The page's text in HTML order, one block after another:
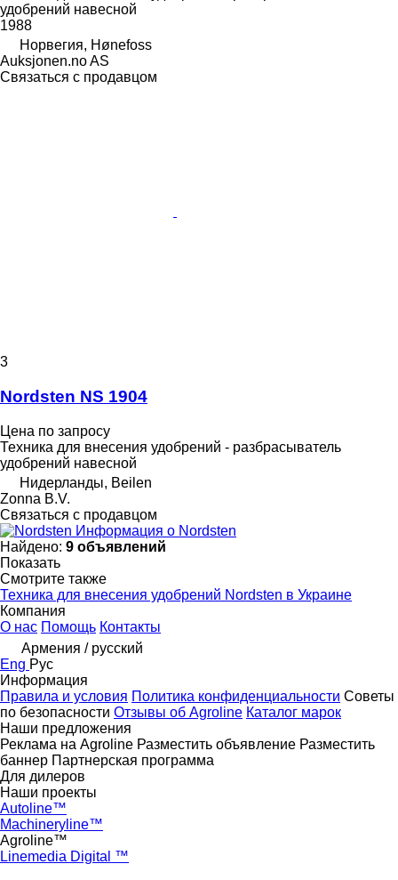
удобрений навесной
1988
Норвегия, Hønefoss
Auksjonen.no AS
Связаться с продавцом
3
Nordsten NS 1904
Цена по запросу
Техника для внесения удобрений - разбрасыватель
удобрений навесной
Нидерланды, Beilen
Zonna B.V.
Связаться с продавцом
Информация о Nordsten
Найдено: 9 объявлений
Показать
Смотрите также
Техника для внесения удобрений Nordsten в Украине
Компания
О нас Помощь Контакты
Армения / русский
Eng Рус
Информация
Правила и условия Политика конфиденциальности Советы
по безопасности Отзывы об Agroline Каталог марок
Наши предложения
Реклама на Agroline Разместить объявление Разместить
баннер Партнерская программа
Для дилеров
Наши проекты
Autoline™
Machineryline™
Agroline™
Linemedia Digital ™